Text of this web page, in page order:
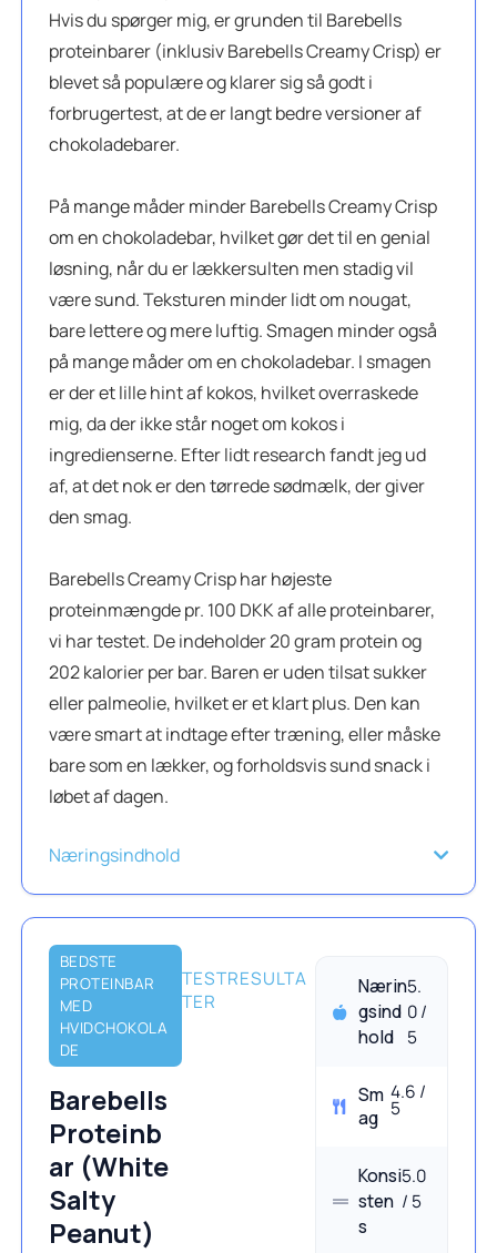
Hvis du spørger mig, er grunden til Barebells
proteinbarer (inklusiv Barebells Creamy Crisp) er
blevet så populære og klarer sig så godt i
forbrugertest, at de er langt bedre versioner af
chokoladebarer.
På mange måder minder Barebells Creamy Crisp
om en chokoladebar, hvilket gør det til en genial
løsning, når du er lækkersulten men stadig vil
være sund. Teksturen minder lidt om nougat,
bare lettere og mere luftig. Smagen minder også
på mange måder om en chokoladebar. I smagen
er der et lille hint af kokos, hvilket overraskede
mig, da der ikke står noget om kokos i
ingredienserne. Efter lidt research fandt jeg ud
af, at det nok er den tørrede sødmælk, der giver
den smag.
Barebells Creamy Crisp har højeste
proteinmængde pr. 100 DKK af alle proteinbarer,
vi har testet. De indeholder 20 gram protein og
202 kalorier per bar. Baren er uden tilsat sukker
eller palmeolie, hvilket er et klart plus. Den kan
være smart at indtage efter træning, eller måske
bare som en lækker, og forholdsvis sund snack i
løbet af dagen.
Næringsindhold
BEDSTE
PROTEINBAR
MED
HVIDCHOKOLA
DE
Barebells
Proteinb
ar (White
Salty
Peanut)
TESTRESULTA
TER
Nærin
gsind
hold
5.
0 /
5
Sm
ag
4.6 /
5
Konsi
sten
s
5.0
/ 5